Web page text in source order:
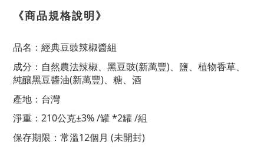
《商品規格說明》
品名：經典豆豉辣椒醬組
成分：自然農法辣椒、黑豆豉(新萬豐)、鹽、植物香草、
純釀黑豆醬油(新萬豐)、糖、酒
產地：台灣
淨重：210公克±3% /罐 *2罐 /組
保存期限：常溫12個月 (未開封)